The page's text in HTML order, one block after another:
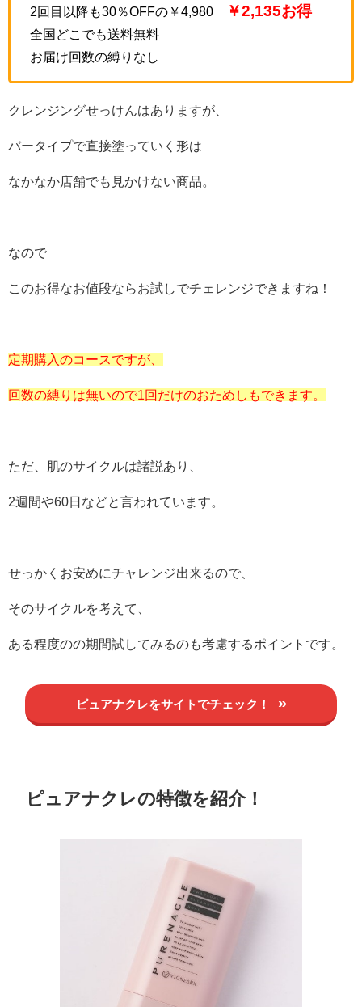
2回目以降も30％OFFの￥4,980 ￥2,135お得
全国どこでも送料無料
お届け回数の縛りなし
クレンジングせっけんはありますが、
バータイプで直接塗っていく形は
なかなか店舗でも見かけない商品。
なので
このお得なお値段ならお試しでチェレンジできますね！
定期購入のコースですが、
回数の縛りは無いので1回だけのおためしもできます。
ただ、肌のサイクルは諸説あり、
2週間や60日などと言われています。
せっかくお安めにチャレンジ出来るので、
そのサイクルを考えて、
ある程度のの期間試してみるのも考慮するポイントです。
ピュアナクレをサイトでチェック！
ピュアナクレの特徴を紹介！